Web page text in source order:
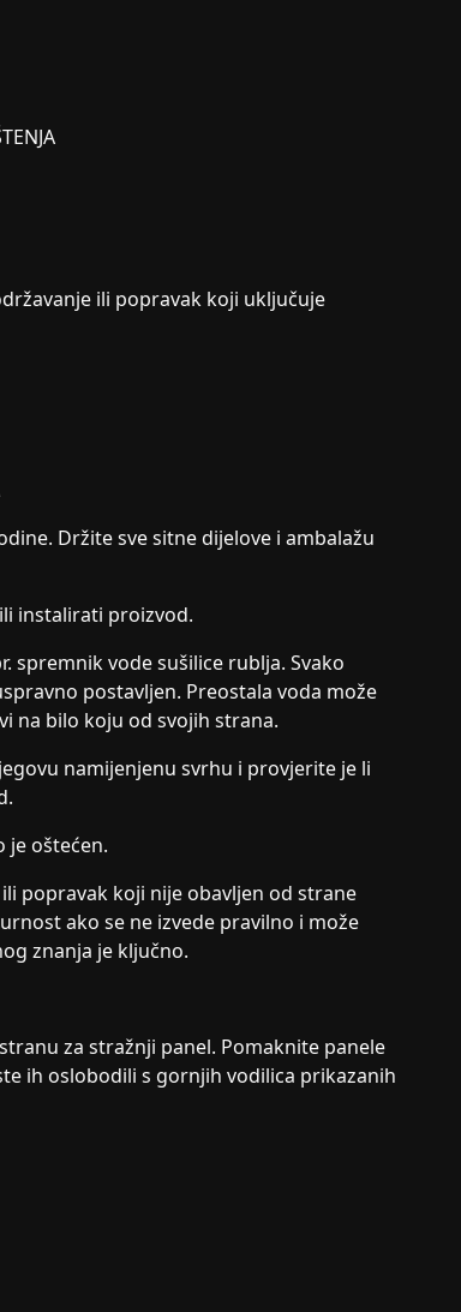
ili popravak koji uključuje
Držite sve sitne dijelove i ambalažu
instalirati proizvod.
spremnik vode sušilice rublja. Svako
postavljen. Preostala voda može
na bilo koju od svojih strana.
namijenjenu svrhu i provjerite je li
je oštećen.
popravak koji nije obavljen od strane
ako se ne izvede pravilno i može
znanja je ključno.
za stražnji panel. Pomaknite panele
ih oslobodili s gornjih vodilica prikazanih